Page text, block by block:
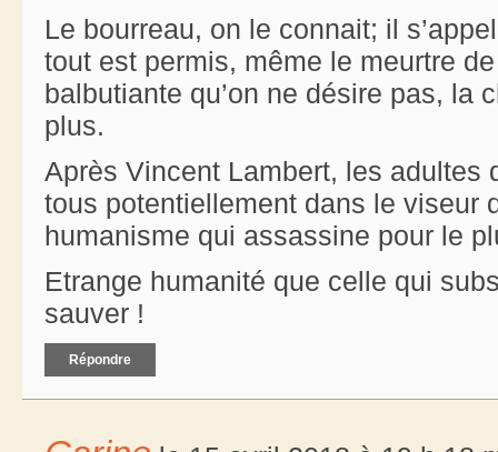
Le bourreau, on le connait; il
tout est permis, même le meurtre
balbutiante qu’on ne désire pas, la
plus.
Après Vincent Lambert, les adultes
tous potentiellement dans le viseur
humanisme qui assassine pour le
Etrange humanité que celle qui
sauver !
Répondre